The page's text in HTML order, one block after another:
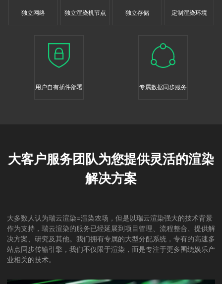
独立网络 独立渲染机节点 独立存储 定制渲染环境
用户自有插件部署 专属数据同步服务
大客户服务团队为您提供灵活的渲染
解决方案
大多数人认为瑞云渲染=渲染农场，但是以瑞云渲染强大的技术背景
作为支持，瑞云渲染的服务已经延展到项目管理、流程整合、提供解
决方案、研究及其他。我们拥有专属的大型分配系统，专有的高速多
站点同步传输引擎，我们不仅限于渲染，而是专注于更多围绕娱乐产
业相关的技术。